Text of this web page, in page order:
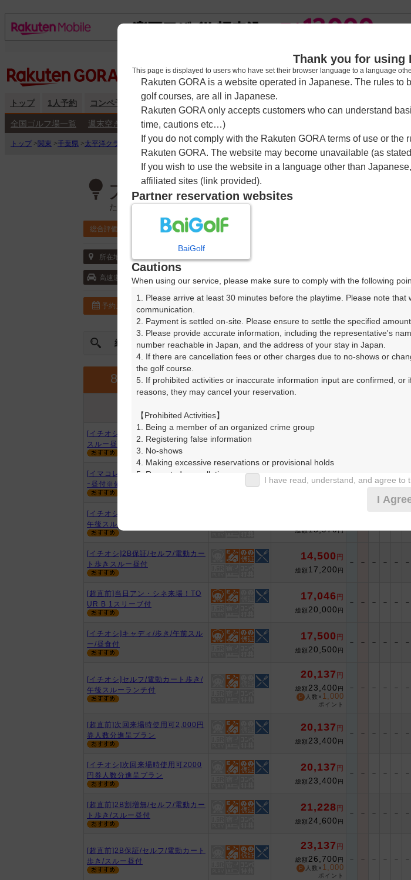
トップ 1人予約 コンペ予約 海外予約 キャンペーン
全国ゴルフ場一覧 週末空き枠検索 平日空き枠検索
トップ > 関東 >千葉県 >太平洋クラブ八千代コース>予約カレンダー
太平洋クラブ八千代コース
たいへいようくらぶやちよこーす
総合評価 4.5 ポイント利用可
所在地 〒276-0015 千葉県 八千代市米本2834
高速道 東関東自動車道・千葉北 10km以内 ／常磐自動車道・柏 25km以内
予約カレンダー
絞込み 曜日やスタート時間を指定して、ご希望のプランを絞り込むことがで
8月 9月 10月 11月
アイコンの説明
[イチオシ]セルフ/電動カート歩き
スルー昼付
[イマコレ][涼風]FW乗入 割増無 ｽﾙ
ｰ昼付※備考必読
11,500円
－ － － － － －
[イチオシ]セルフ/電動カート歩き/
午後スルーランチ付
総額15,970円
[イチオシ]2B保証/セルフ/電動カー
ト歩きスルー昼付
14,500 円
総額 17,200 円
－ － － － － －
[超直前]当日アン・シネ来場！TO
UR B 1スリーブ付
17,046 円
総額 20,000 円
－ － － － － －
[イチオシ]キャディ/歩き/午前スル
ー/昼食付
17,500 円
総額 20,500 円
－ － － － － －
[イチオシ]セルフ/電動カート歩き/
午後スルーランチ付
20,137 円
総額 23,400 円
人数× 1,000
ポイント
－ － － － － －
[超直前]次回来場時使用可2,000円
券人数分進呈プラン
20,137 円
総額 23,400 円
－ － － － － －
[イチオシ]次回来場時使用可2000
円券人数分進呈プラン
20,137 円
総額 23,400 円
－ － － － － －
[超直前]2B割増無/セルフ/電動カー
ト歩き/スルー昼付
21,228 円
総額 24,600 円
－ － － － － －
[超直前]2B保証/セルフ/電動カート
歩き/スルー昼付
23,137 円
総額 26,700 円
人数× 1,000
ポイント
－ － － － － －
Thank you for using
This page is displayed to users who have set their browser language to a language
Rakuten GORA is a website operated in Japanese. The rules
golf courses, are all in Japanese.
Rakuten GORA only accepts customers who can understand
time, cautions etc…)
If you do not comply with the Rakuten GORA terms of use or
Rakuten GORA. The website may become unavailable (as
If you wish to use the website in a language other than
affiliated sites (link provided).
Partner reservation websites
BaiGolf
Cautions
When using our service, please make sure to comply with the following
1. Please arrive at least 30 minutes before the playtime. Please note
communication.
2. Payment is settled on-site. Please ensure to settle the specified
3. Please provide accurate information, including the representative's
number reachable in Japan, and the address of your stay in Japan.
4. If there are cancellation fees or other charges due to no-shows or
the golf course.
5. If prohibited activities or inaccurate information input are confirmed,
reasons, they may cancel your reservation.
【Prohibited Activities】
1. Being a member of an organized crime group
2. Registering false information
3. No-shows
4. Making excessive reservations or provisional holds
5. Repeated cancellations
6. Violating laws and regulations
7. Causing inconvenience to others during play (e.g., delaying play,
I have read, understand, and agree to
I